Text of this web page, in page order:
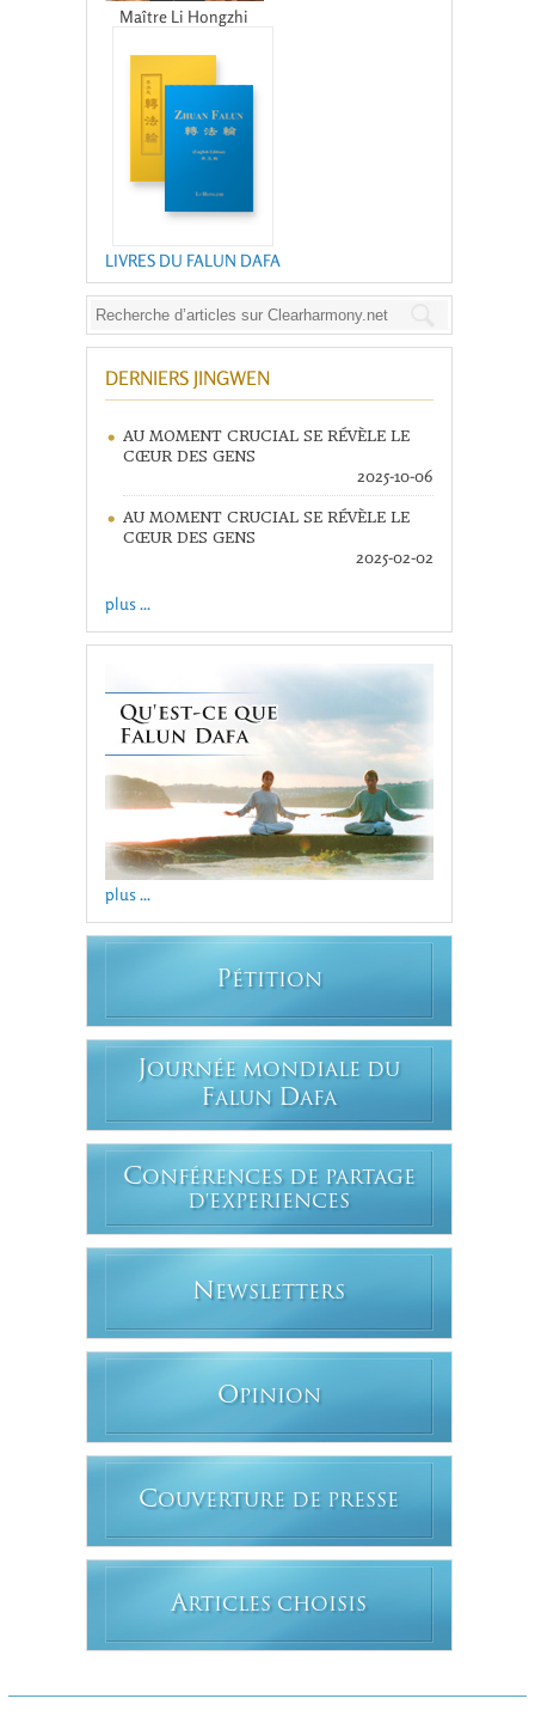
Maître Li Hongzhi
LIVRES DU FALUN DAFA
DERNIERS JINGWEN
AU MOMENT CRUCIAL SE RÉVÈLE LE
CŒUR DES GENS
2025-10-06
AU MOMENT CRUCIAL SE RÉVÈLE LE
CŒUR DES GENS
2025-02-02
plus ...
plus ...
PÉTITION
JOURNÉE MONDIALE DU
FALUN DAFA
CONFÉRENCES DE PARTAGE
D'EXPERIENCES
N EWSLETTERS
OPINION
COUVERTURE DE PRESSE
ARTICLES CHOISIS